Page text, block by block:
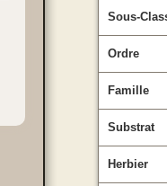
Sous-
Ordre
Famille
Substrat
Herbier